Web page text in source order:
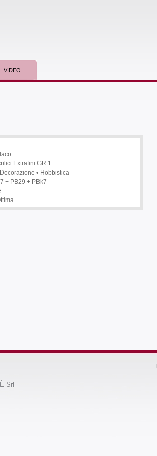
VIDEO
Extrafini GR.1
• Hobbistica
+ PB29 + PBk7
Srl